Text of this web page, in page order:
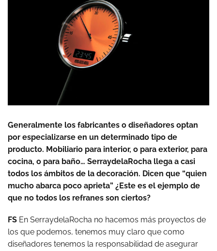
Generalmente los fabricantes o diseñadores optan
por especializarse en un determinado tipo de
producto. Mobiliario para interior, o para exterior, para
cocina, o para baño… SerraydelaRocha llega a casi
todos los ámbitos de la decoración. Dicen que “quien
mucho abarca poco aprieta” ¿Este es el ejemplo de
que no todos los refranes son ciertos?
FS En SerraydelaRocha no hacemos más proyectos de
los que podemos, tenemos muy claro que como
diseñadores tenemos la responsabilidad de asegurar